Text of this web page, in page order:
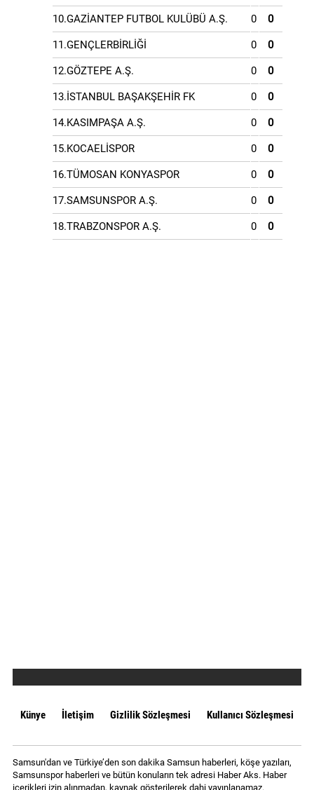
10.GAZİANTEP FUTBOL KULÜBÜ A.Ş. 0 0
11.GENÇLERBİRLİĞİ 0 0
12.GÖZTEPE A.Ş. 0 0
13.İSTANBUL BAŞAKŞEHİR FK 0 0
14.KASIMPAŞA A.Ş. 0 0
15.KOCAELİSPOR 0 0
16.TÜMOSAN KONYASPOR 0 0
17.SAMSUNSPOR A.Ş. 0 0
18.TRABZONSPOR A.Ş. 0 0
Künye İletişim Gizlilik Sözleşmesi Kullanıcı Sözleşmesi
Samsun'dan ve Türkiye’den son dakika Samsun haberleri, köşe yazıları,
Samsunspor haberleri ve bütün konuların tek adresi Haber Aks. Haber
içerikleri izin alınmadan, kaynak gösterilerek dahi yayınlanamaz.